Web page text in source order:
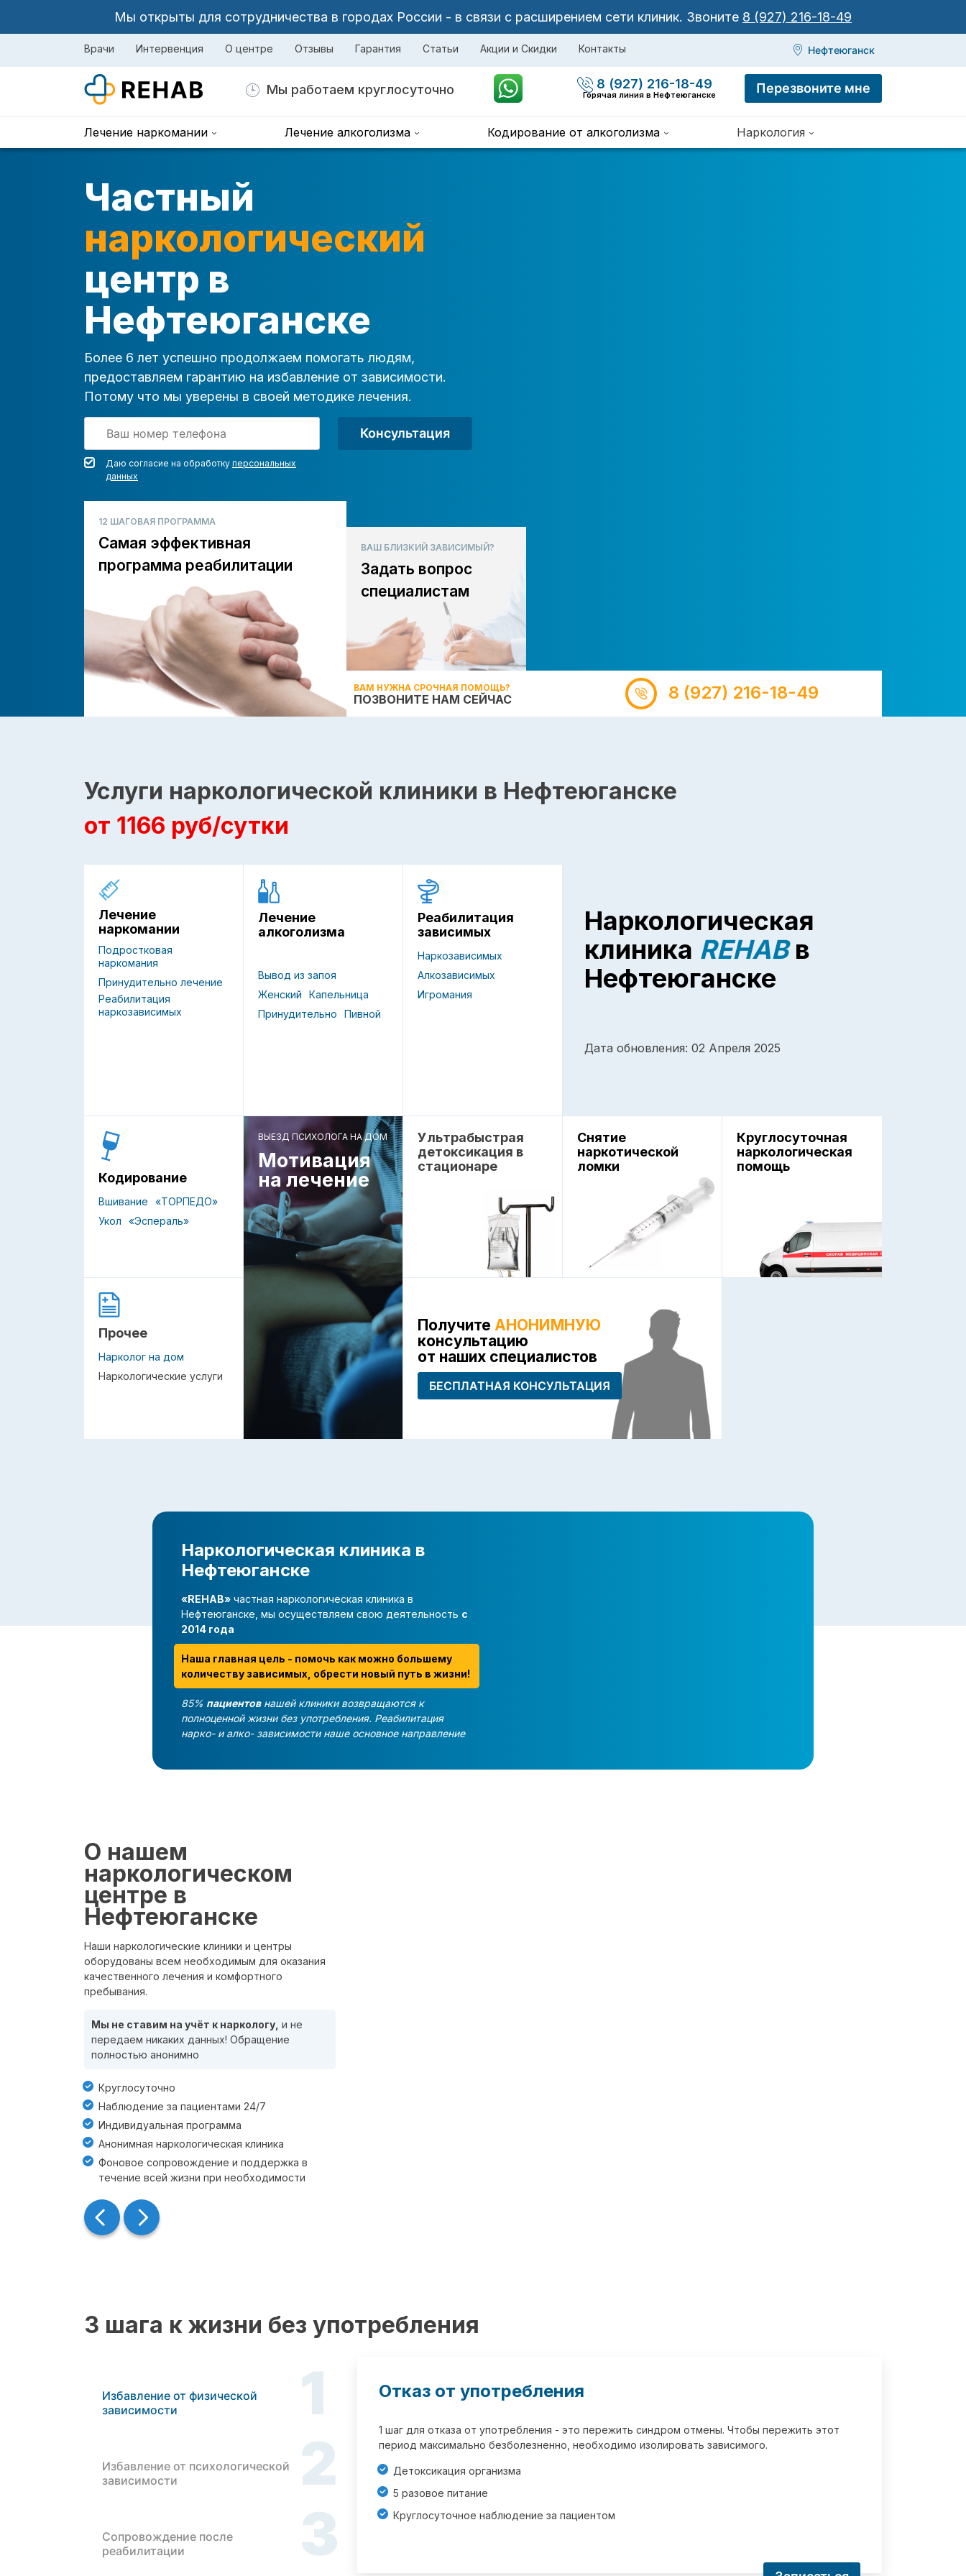
Мы открыты для сотрудничества в городах России - в связи с расширением сети клиник. Звоните 8 (927) 216-18-49
Врачи Интервенция О центре Отзывы Гарантия Статьи Акции и Скидки Контакты Нефтеюганск
Мы работаем круглосуточно 8 (927) 216-18-49
Горячая линия в Нефтеюганске Перезвоните мне
Лечение наркомании Лечение алкоголизма Кодирование от алкоголизма Наркология
Частный
наркологический
центр в
Нефтеюганске
Более 6 лет успешно продолжаем помогать людям,
предоставляем гарантию на избавление от зависимости.
Потому что мы уверены в своей методике лечения.
Даю согласие на обработку персональных
данных
Консультация
12 ШАГОВАЯ ПРОГРАММА
Самая эффективная
программа реабилитации
ВАШ БЛИЗКИЙ ЗАВИСИМЫЙ?
Задать вопрос
специалистам
ВАМ НУЖНА СРОЧНАЯ ПОМОЩЬ?
ПОЗВОНИТЕ НАМ СЕЙЧАС 8 (927) 216-18-49
Услуги наркологической клиники в Нефтеюганске
от 1166 руб/сутки
Лечение
наркомании
Подростковая
наркомания
Принудительно лечение
Реабилитация
наркозависимых
Лечение
алкоголизма
Вывод из запоя
Женский
Капельница
Принудительно
Пивной
Реабилитация
зависимых
Наркозависимых
Алкозависимых
Игромания
Наркологическая
клиника REHABв
Нефтеюганске
Дата обновления: 02 Апреля 2025
Кодирование
Вшивание
«ТОРПЕДО»
Укол
«Эспераль»
Прочее
Нарколог на дом
Наркологические услуги
ВЫЕЗД ПСИХОЛОГА НА ДОМ
Мотивация
на лечение
Ультрабыстрая
детоксикация в
стационаре
Снятие
наркотической
ломки
Получите АНОНИМНУЮ
консультацию
от наших специалистов
БЕСПЛАТНАЯ КОНСУЛЬТАЦИЯ
Круглосуточная
наркологическая
помощь
Наркологическая клиника в
Нефтеюганске
«REHAB» частная наркологическая клиника в
Нефтеюганске, мы осуществляем свою деятельность с
2014 года
Наша главная цель - помочь как можно большему
количеству зависимых, обрести новый путь в жизни!
85% пациентовнашей клиники возвращаются к
полноценной жизни без употребления. Реабилитация
нарко- и алко- зависимости наше основное направление
О нашем
наркологическом
центре в
Нефтеюганске
Наши наркологические клиники и центры
оборудованы всем необходимым для оказания
качественного лечения и комфортного
пребывания.
Мы не ставим на учёт к наркологу, и не
передаем никаких данных! Обращение
полностью анонимно
Круглосуточно
Наблюдение за пациентами 24/7
Индивидуальная программа
Анонимная наркологическая клиника
Фоновое сопровождение и поддержка в
течение всей жизни при необходимости
3 шага к жизни без употребления
Избавление от физической
зависимости
1
Избавление от психологической
зависимости
2
Сопровождение после
реабилитации
3
Отказ от употребления
1 шаг для отказа от употребления - это пережить синдром отмены. Чтобы пережить этот
период максимально безболезненно, необходимо изолировать зависимого.
Детоксикация организма
5 разовое питание
Круглосуточное наблюдение за пациентом